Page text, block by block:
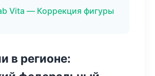
Vita — Коррекция фигуры
в регионе: